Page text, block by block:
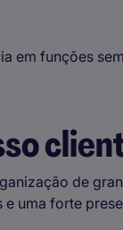
em funções
de
uma forte